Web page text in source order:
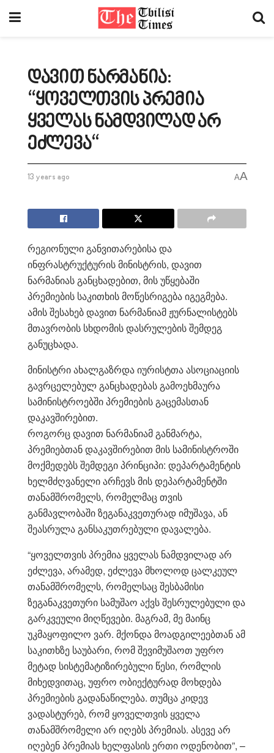
დავით ნარმანია:
“ყოველთვის პრემია
ყველას ნამდვილად არ
ეძლევა“
13 years ago AA
რეგიონული განვითარებისა და
ინფრასტრუქტურის მინისტრის, დავით
ნარმანიას განცხადებით, მის უწყებაში
პრემიების საკითხის მოწესრიგება იგეგმება.
ამის შესახებ დავით ნარმანიამ ჟურნალისტებს
მთავრობის სხდომის დასრულების შემდეგ
განუცხადა.
მინისტრი ახალგაზრდა იურისტთა ასოციაციის
გავრცელებულ განცხადებას გამოეხმაურა
სამინისტროებში პრემიების გაცემასთან
დაკავშირებით.
როგორც დავით ნარმანიამ განმარტა,
პრემიებთან დაკავშირებით მის სამინისტროში
მოქმედებს შემდეგი პრინციპი: დეპარტამენტის
ხელმძღვანელი არჩევს მის დეპარტამენტში
თანამშრომელს, რომელმაც თვის
განმავლობაში ზეგანაკვეთურად იმუშავა, ან
შეასრულა განსაკუთრებული დავალება.
“ყოველთვის პრემია ყველას ნამდვილად არ
ეძლევა, არამედ, ეძლევა მხოლოდ ცალკეულ
თანამშრომელს, რომელსაც შესბამისი
ზეგანაკვეთური სამუშაო აქვს შესრულებული და
გარკვეული მიღწევები. მაგრამ, მე მაინც
უკმაყოფილო ვარ. მქონდა მოადგილეებთან ამ
საკითხზე საუბარი, რომ შევიმუშაოთ უფრო
მეტად სისტემატიზირებული წესი, რომლის
მიხედვითაც, უფრო ობიექტურად მოხდება
პრემიების გადანაწილება. თუმცა კიდევ
ვადასტურებ, რომ ყოველთვის ყველა
თანამშრომელი არ იღებს პრემიას. ასევე არ
იღებენ პრემიას ხელფასის ერთი ოდენობით”, –